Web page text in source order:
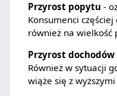
Przyrost popytu -
Konsumenci
również na wielkość
Przyrost dochodów
Również w sytuacji
wiąże się z